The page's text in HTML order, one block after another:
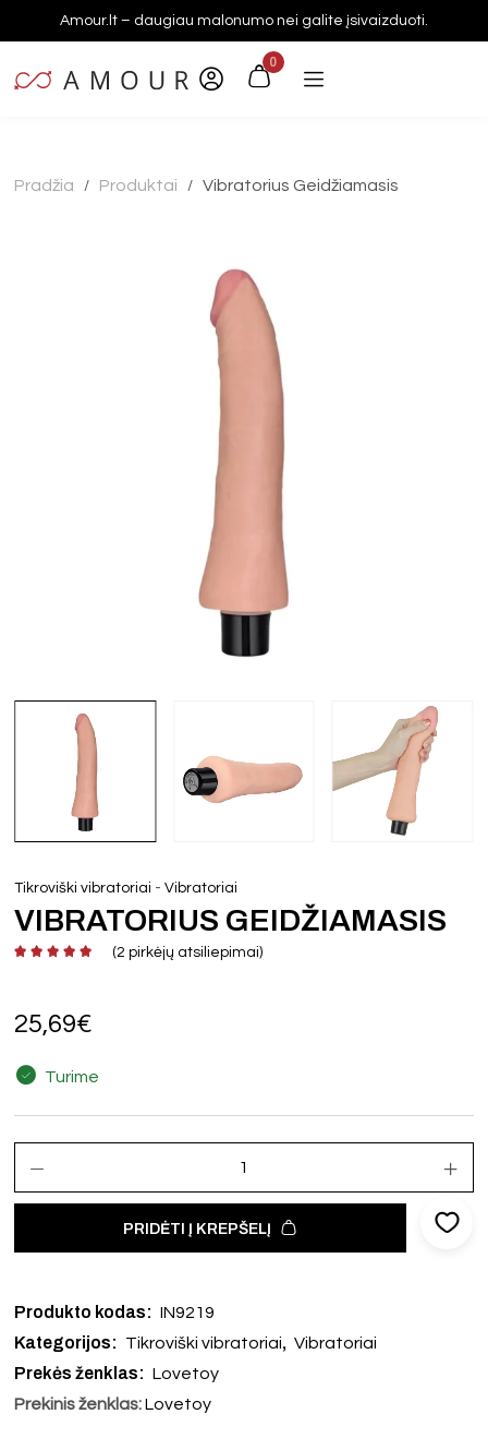
Amour.lt – daugiau malonumo nei galite įsivaizduoti.
0
Pradžia / Produktai / Vibratorius Geidžiamasis
Tikroviški vibratoriai -Vibratoriai
VIBRATORIUS GEIDŽIAMASIS
(2 pirkėjų atsiliepimai)
25,69€
Turime
PRIDĖTI Į KREPŠELĮ
Produkto kodas: IN9219
Kategorijos: Tikroviški vibratoriai, Vibratoriai
Prekės ženklas: Lovetoy
Prekinis ženklas: Lovetoy